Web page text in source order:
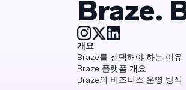
Braze.
개요
Braze를 선택해야 하는 이유
Braze 플랫폼 개요
Braze의 비즈니스 운영 방식